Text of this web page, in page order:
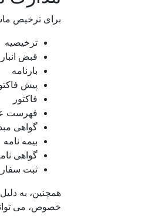
برای ترخیص
ترخیصیه
قبض انبار
بارنامه
پیش
فاکتور
فهرست
گواهی
بیمه نامه
گواهی
ثبت
همچنین، به
خصوص، می